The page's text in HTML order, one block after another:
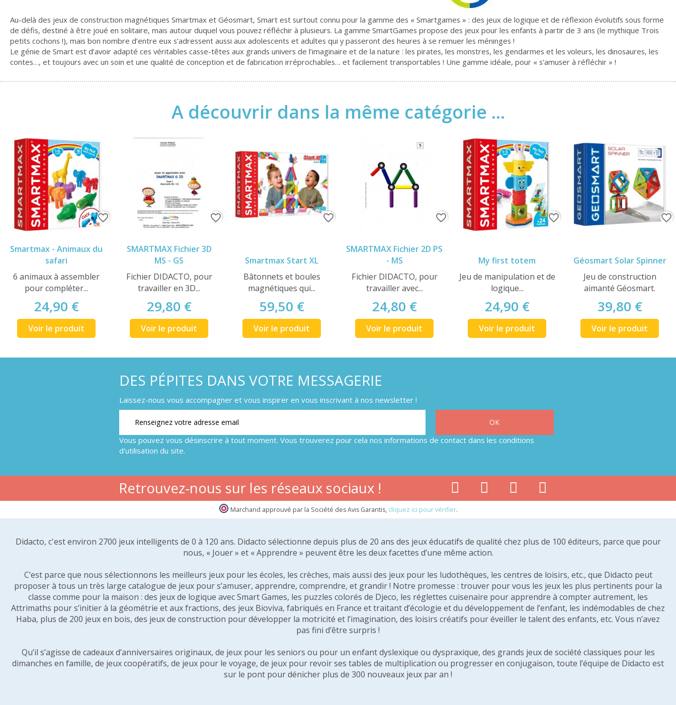
Au-delà des jeux de construction magnétiques Smartmax et Géosmart, Smart est surtout connu pour la gamme des « Smartgames » : des jeux de logique et de réflexion évolutifs sous forme
de défis, destiné à être joué en solitaire, mais autour duquel vous pouvez réfléchir à plusieurs. La gamme SmartGames propose des jeux pour les enfants à partir de 3 ans (le mythique Trois
petits cochons !), mais bon nombre d’entre eux s’adressent aussi aux adolescents et adultes qui y passeront des heures à se remuer les méninges !
Le génie de Smart est d’avoir adapté ces véritables casse-têtes aux grands univers de l’imaginaire et de la nature : les pirates, les monstres, les gendarmes et les voleurs, les dinosaures, les
contes…, et toujours avec un soin et une qualité de conception et de fabrication irréprochables… et facilement transportables ! Une gamme idéale, pour « s’amuser à réfléchir » !
A découvrir dans la même catégorie ...
Smartmax - Animaux du
safari
6 animaux à assembler
pour compléter...
24,90 €
Voir le produit
favorite_border
SMARTMAX Fichier 3D
MS - GS
Fichier DIDACTO, pour
travailler en 3D...
29,80 €
Voir le produit
favorite_border
Smartmax Start XL
Bâtonnets et boules
magnétiques qui...
59,50 €
Voir le produit
favorite_border
SMARTMAX Fichier 2D PS
- MS
Fichier DIDACTO, pour
travailler avec...
24,80 €
Voir le produit
favorite_border
My first totem
Jeu de manipulation et de
logique...
24,90 €
Voir le produit
favorite_border
Géosmart Solar Spinner
Jeu de construction
aimanté Géosmart.
39,80 €
Voir le produit
favorite_border
DES PÉPITES DANS VOTRE MESSAGERIE
Laissez-nous vous accompagner et vous inspirer en vous inscrivant à nos newsletter !
Vous pouvez vous désinscrire à tout moment. Vous trouverez pour cela nos informations de contact dans les conditions
d'utilisation du site.
Retrouvez-nous sur les réseaux sociaux !
Marchand approuvé par la Société des Avis Garantis, cliquez ici pour vérifier.
Didacto, c'est environ 2700 jeux intelligents de 0 à 120 ans. Didacto sélectionne depuis plus de 20 ans des jeux éducatifs de qualité chez plus de 100 éditeurs, parce que pour
nous, « Jouer » et « Apprendre » peuvent être les deux facettes d’une même action.
C’est parce que nous sélectionnons les meilleurs jeux pour les écoles, les crèches, mais aussi des jeux pour les ludothèques, les centres de loisirs, etc., que Didacto peut
proposer à tous un très large catalogue de jeux pour s’amuser, apprendre, comprendre, et grandir ! Notre promesse : trouver pour vous les jeux les plus pertinents pour la
classe comme pour la maison : des jeux de logique avec Smart Games, les puzzles colorés de Djeco, les réglettes cuisenaire pour apprendre à compter autrement, les
Attrimaths pour s’initier à la géométrie et aux fractions, des jeux Bioviva, fabriqués en France et traitant d’écologie et du développement de l’enfant, les indémodables de chez
Haba, plus de 200 jeux en bois, des jeux de construction pour développer la motricité et l’imagination, des loisirs créatifs pour éveiller le talent des enfants, etc. Vous n’avez
pas fini d’être surpris !
Qu’il s’agisse de cadeaux d’anniversaires originaux, de jeux pour les seniors ou pour un enfant dyslexique ou dyspraxique, des grands jeux de société classiques pour les
dimanches en famille, de jeux coopératifs, de jeux pour le voyage, de jeux pour revoir ses tables de multiplication ou progresser en conjugaison, toute l’équipe de Didacto est
sur le pont pour dénicher plus de 300 nouveaux jeux par an !